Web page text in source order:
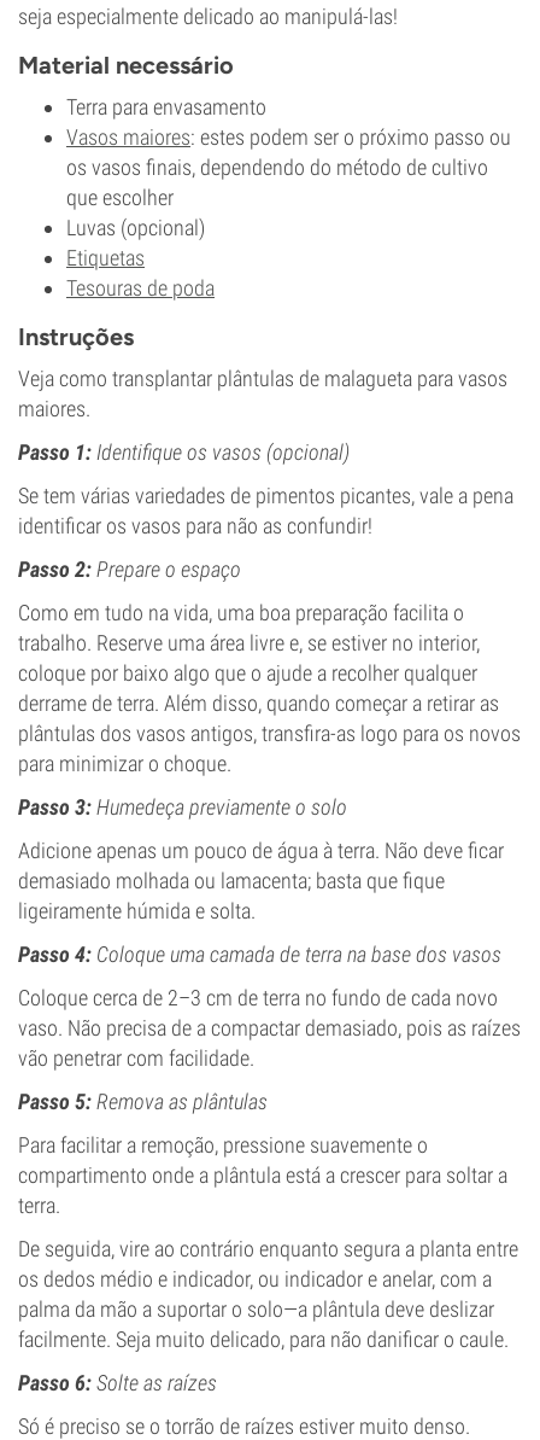
seja especialmente delicado ao manipulá-las!
Material necessário
Terra para envasamento
Vasos maiores: estes podem ser o próximo passo ou
os vasos finais, dependendo do método de cultivo
que escolher
Luvas (opcional)
Etiquetas
Tesouras de poda
Instruções
Veja como transplantar plântulas de malagueta para vasos
maiores.
Passo 1: Identifique os vasos (opcional)
Se tem várias variedades de pimentos picantes, vale a pena
identificar os vasos para não as confundir!
Passo 2:Prepare o espaço
Como em tudo na vida, uma boa preparação facilita o
trabalho. Reserve uma área livre e, se estiver no interior,
coloque por baixo algo que o ajude a recolher qualquer
derrame de terra. Além disso, quando começar a retirar as
plântulas dos vasos antigos, transfira-as logo para os novos
para minimizar o choque.
Passo 3:Humedeça previamente o solo
Adicione apenas um pouco de água à terra. Não deve ficar
demasiado molhada ou lamacenta; basta que fique
ligeiramente húmida e solta.
Passo 4: Coloque uma camada de terra na base dos vasos
Coloque cerca de 2–3 cm de terra no fundo de cada novo
vaso. Não precisa de a compactar demasiado, pois as raízes
vão penetrar com facilidade.
Passo 5:Remova as plântulas
Para facilitar a remoção, pressione suavemente o
compartimento onde a plântula está a crescer para soltar a
terra.
De seguida, vire ao contrário enquanto segura a planta entre
os dedos médio e indicador, ou indicador e anelar, com a
palma da mão a suportar o solo—a plântula deve deslizar
facilmente. Seja muito delicado, para não danificar o caule.
Passo 6:Solte as raízes
Só é preciso se o torrão de raízes estiver muito denso.